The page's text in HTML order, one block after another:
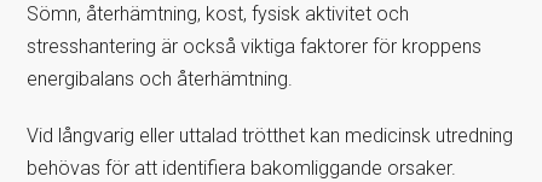
Sömn, återhämtning, kost, fysisk aktivitet och
stresshantering är också viktiga faktorer för kroppens
energibalans och återhämtning.
Vid långvarig eller uttalad trötthet kan medicinsk utredning
behövas för att identifiera bakomliggande orsaker.